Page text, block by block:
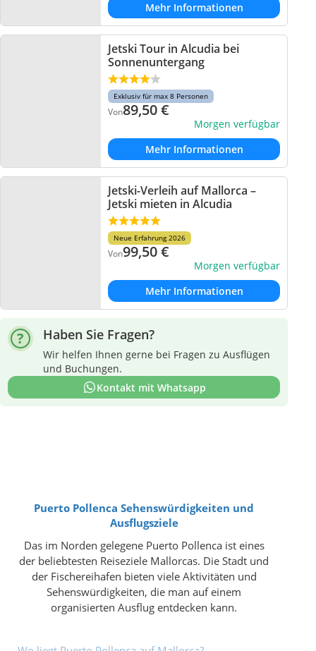
Mehr Informationen
Jetski Tour in Alcudia bei
Sonnenuntergang
Exklusiv für max 8 Personen
Von89,50€
Morgen verfügbar
Mehr Informationen
Jetski-Verleih auf Mallorca –
Jetski mieten in Alcudia
Neue Erfahrung 2026
Von99,50€
Morgen verfügbar
Mehr Informationen
Haben Sie Fragen?
Wir helfen Ihnen gerne bei Fragen zu Ausflügen
und Buchungen.
Kontakt mit Whatsapp
Puerto Pollenca Sehenswürdigkeiten und
Ausflugsziele
Das im Norden gelegene Puerto Pollenca ist eines
der beliebtesten Reiseziele Mallorcas. Die Stadt und
der Fischereihafen bieten viele Aktivitäten und
Sehenswürdigkeiten, die man auf einem
organisierten Ausflug entdecken kann.